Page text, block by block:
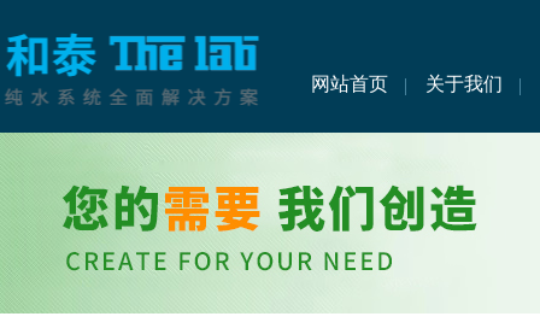
网站首页 关于我们